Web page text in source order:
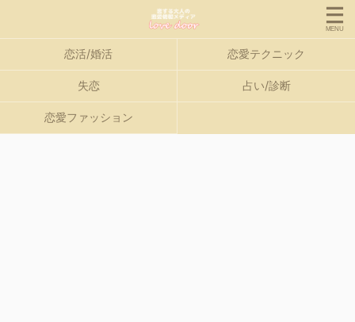
恋活/婚活 恋愛テクニック
失恋 占い/診断
恋愛ファッション